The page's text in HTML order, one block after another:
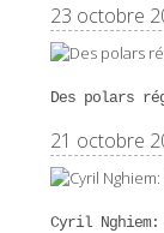
23 octobre
Des polars
21 octobre
Cyril